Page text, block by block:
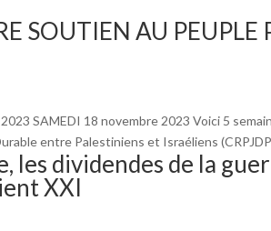
SOUTIEN AU PEUPLE
SAMEDI 18 novembre 2023 Voici 5
entre Palestiniens et Israéliens
les dividendes de la
XXI